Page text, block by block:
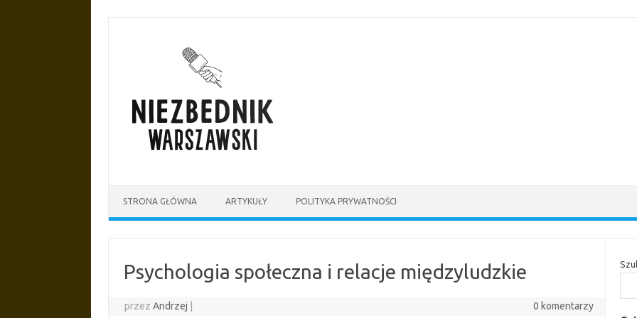
STRONA GŁÓWNA ARTYKUŁY POLITYKA PRYWATNOŚCI
Psychologia społeczna i relacje międzyludzkie
przezAndrzej 0 komentarzy